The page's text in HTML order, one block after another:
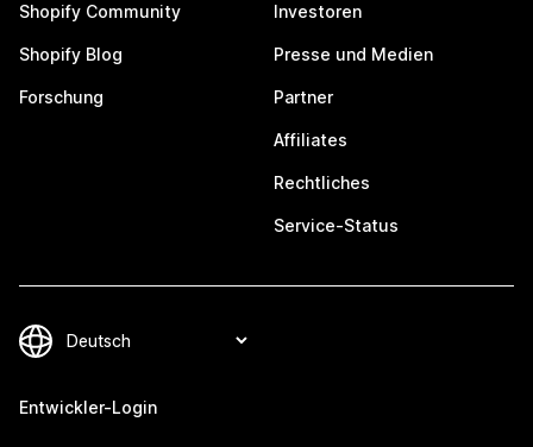
Shopify Community
Shopify Blog
Forschung
Investoren
Presse und Medien
Partner
Affiliates
Rechtliches
Service-Status
Entwickler-Login